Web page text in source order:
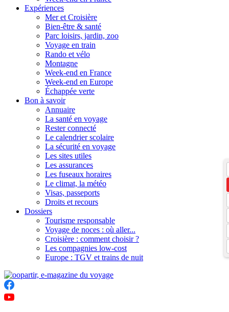
Expériences
Mer et Croisière
Bien-être & santé
Parc loisirs, jardin, zoo
Voyage en train
Rando et vélo
Montagne
Week-end en France
Week-end en Europe
Échappée verte
Bon à savoir
Annuaire
La santé en voyage
Rester connecté
Le calendrier scolaire
La sécurité en voyage
Les sites utiles
Les assurances
Les fuseaux horaires
Le climat, la météo
Visas, passeports
Droits et recours
Dossiers
Tourisme responsable
Voyage de noces : où aller...
Croisière : comment choisir ?
Les compagnies low-cost
Europe : TGV et trains de nuit